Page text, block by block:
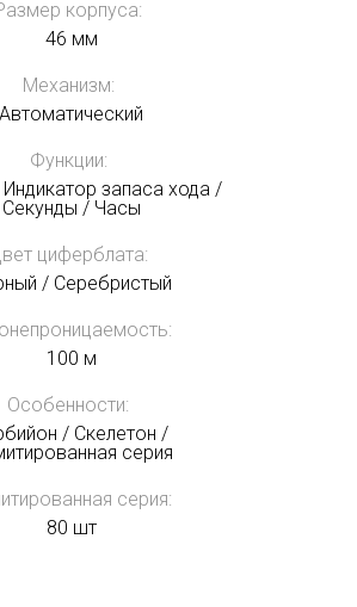
корпуса:
46 мм
Механизм:
Автоматический
Функции:
запаса хода /
Секунды / Часы
циферблата:
/ Серебристый
100 м
Особенности:
/ Скелетон /
серия
серия:
80 шт